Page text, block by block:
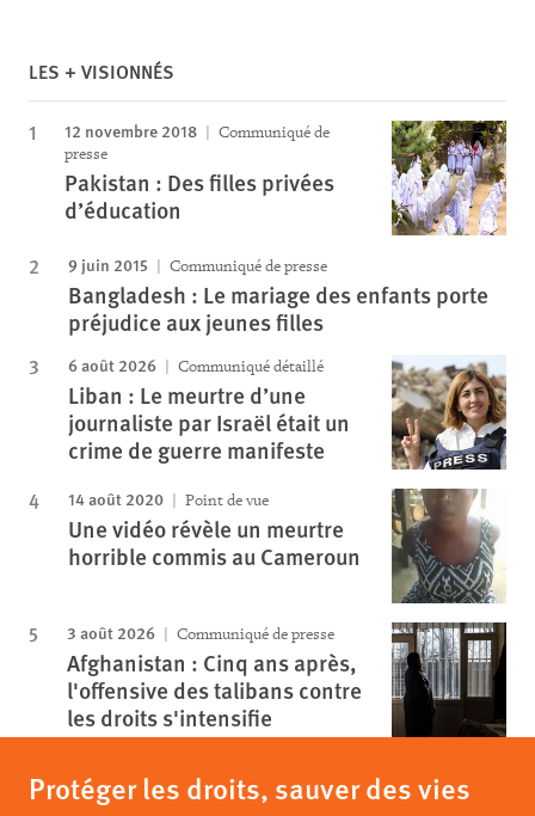
LES + VISIONNÉS
12 novembre 2018
Communiqué de
presse
Pakistan : Des filles privées
d’éducation
9 juin 2015 Communiqué de presse
Bangladesh : Le mariage des enfants porte
préjudice aux jeunes filles
6 août 2026 Communiqué détaillé
Liban : Le meurtre d’une
journaliste par Israël était un
crime de guerre manifeste
14 août 2020 Point de vue
Une vidéo révèle un meurtre
horrible commis au Cameroun
3 août 2026 Communiqué de presse
Afghanistan : Cinq ans après,
l'offensive des talibans contre
les droits s'intensifie
Protéger les droits, sauver des vies